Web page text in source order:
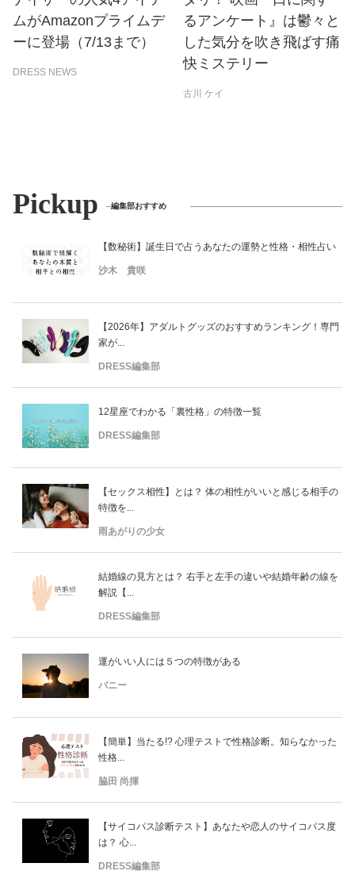
ムがAmazonプライムデ
ーに登場（7/13まで）
DRESS NEWS
るアンケート』は鬱々と
した気分を吹き飛ばす痛
快ミステリー
古川 ケイ
Pickup 編集部おすすめ
【数秘術】誕生日で占うあなたの運勢と性格・相性占い
沙木 貴咲
【2026年】アダルトグッズのおすすめランキング！専門
家が...
DRESS編集部
12星座でわかる「裏性格」の特徴一覧
DRESS編集部
【セックス相性】とは？ 体の相性がいいと感じる相手の
特徴を...
雨あがりの少女
結婚線の見方とは？ 右手と左手の違いや結婚年齢の線を
解説【...
DRESS編集部
運がいい人には５つの特徴がある
バニー
【簡単】当たる!? 心理テストで性格診断。知らなかった
性格...
脇田 尚揮
【サイコパス診断テスト】あなたや恋人のサイコパス度
は？ 心...
DRESS編集部